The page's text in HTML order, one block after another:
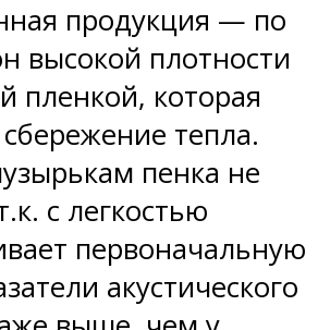
продукция — по
высокой плотности
пленкой, которая
тепла.
пенка не
с легкостью
первоначальную
акустического